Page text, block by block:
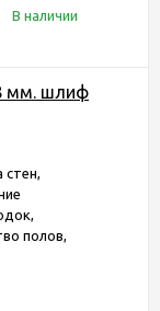
В наличии
мм. шлиф
полов,